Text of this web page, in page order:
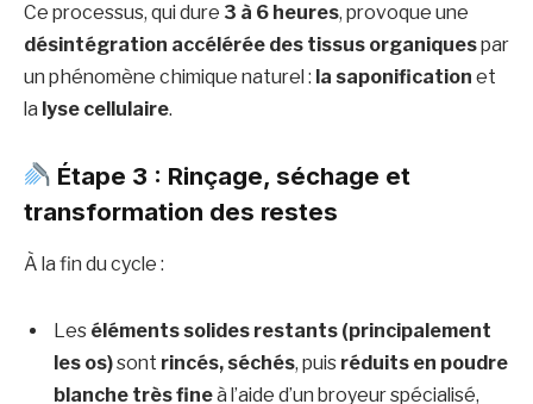
Ce processus, qui dure 3 à 6 heures, provoque une
désintégration accélérée des tissus organiquespar
un phénomène chimique naturel : la saponification et
la lyse cellulaire.
Étape 3 : Rinçage, séchage et
transformation des restes
À la fin du cycle :
Les éléments solides restants (principalement
les os)sont rincés, séchés, puis réduits en poudre
blanche très fineà l’aide d’un broyeur spécialisé,